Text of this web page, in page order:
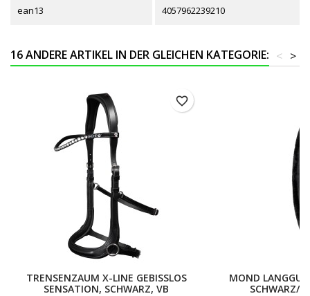
ean13 4057962239210
16 ANDERE ARTIKEL IN DER GLEICHEN KATEGORIE: >
<
TRENSENZAUM X-LINE GEBISSLOS
SENSATION, SCHWARZ, VB
favorite_border
MOND
SCHWARZ/